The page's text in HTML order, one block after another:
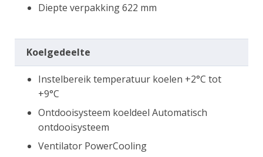
Diepte verpakking 622 mm
Koelgedeelte
Instelbereik temperatuur koelen +2°C tot
+9°C
Ontdooisysteem koeldeel Automatisch
ontdooisysteem
Ventilator PowerCooling